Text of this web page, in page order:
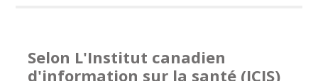
Selon L'Institut canadien
d'information sur la santé (ICIS)